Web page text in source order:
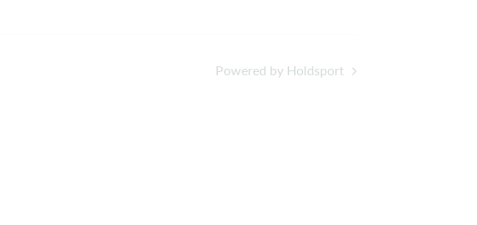
Powered by Holdsport